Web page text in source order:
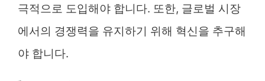
극적으로 도입해야 합니다. 또한, 글로벌 시장
에서의 경쟁력을 유지하기 위해 혁신을 추구해
야 합니다.